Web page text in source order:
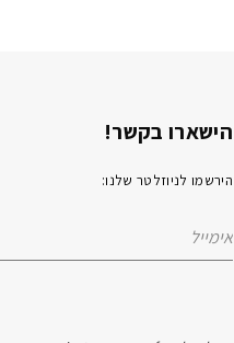
הישארו בקשר!
הירשמו לניוזלטר שלנו: